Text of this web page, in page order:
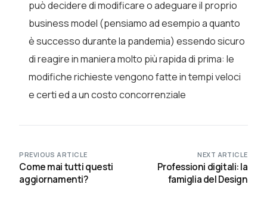
può decidere di modificare o adeguare il proprio
business model (pensiamo ad esempio a quanto
è successo durante la pandemia) essendo sicuro
di reagire in maniera molto più rapida di prima: le
modifiche richieste vengono fatte in tempi veloci
e certi ed a un costo concorrenziale
PREVIOUS ARTICLE
Come mai tutti questi
aggiornamenti?
NEXT ARTICLE
Professioni digitali: la
famiglia del Design